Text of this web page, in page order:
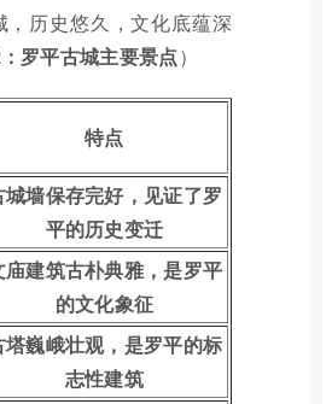
，历史悠久，文化底蕴深
：罗平古城主要景点）
特点
城墙保存完好，见证了罗
平的历史变迁
庙建筑古朴典雅，是罗平
的文化象征
塔巍峨壮观，是罗平的标
志性建筑